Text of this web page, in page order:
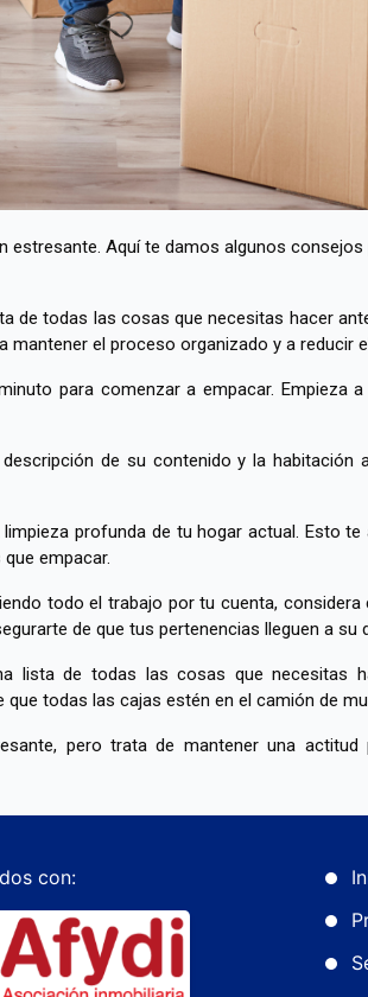
Aquí te damos algunos
de todas las cosas que necesitas hacer
el proceso organizado y a reducir
para comenzar a empacar. Empieza
de su contenido y la habitación
profunda de tu hogar actual. Esto
empacar.
todo el trabajo por tu cuenta,
de que tus pertenencias lleguen a su
lista de todas las cosas que necesitas
todas las cajas estén en el camión de
pero trata de mantener una
con: